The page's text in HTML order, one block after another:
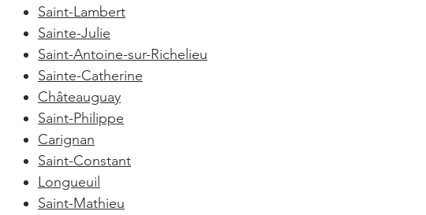
Saint-Lambert
Sainte-Julie
Saint-Antoine-sur-Richelieu
Sainte-Catherine
Châteauguay
Saint-Philippe
Carignan
Saint-Constant
Longueuil
Saint-Mathieu